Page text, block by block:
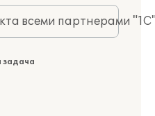
всеми партнерами
задача